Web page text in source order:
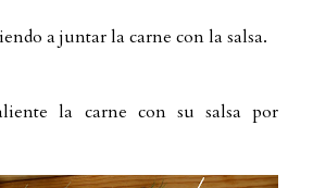
a juntar la carne con la salsa.
la carne con su salsa por